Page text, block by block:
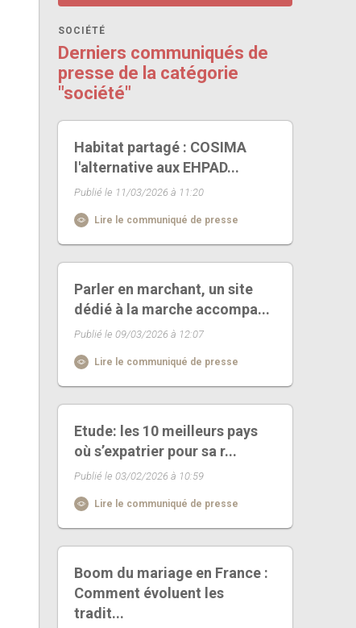
SOCIÉTÉ
Derniers communiqués de
presse de la catégorie
"société"
Habitat partagé : COSIMA
l'alternative aux EHPAD...
Publié le 11/03/2026 à 11:20
Lire le communiqué de presse
Parler en marchant, un site
dédié à la marche accompa...
Publié le 09/03/2026 à 12:07
Lire le communiqué de presse
Etude: les 10 meilleurs pays
où s’expatrier pour sa r...
Publié le 03/02/2026 à 10:59
Lire le communiqué de presse
Boom du mariage en France :
Comment évoluent les
tradit...